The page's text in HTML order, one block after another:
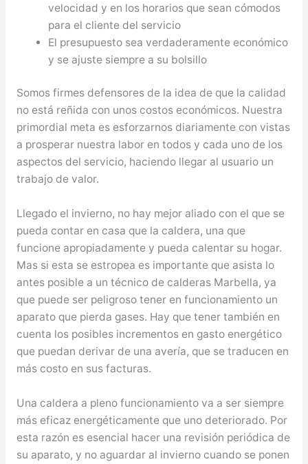
velocidad y en los horarios que sean cómodos
para el cliente del servicio
El presupuesto sea verdaderamente económico
y se ajuste siempre a su bolsillo
Somos firmes defensores de la idea de que la calidad
no está reñida con unos costos económicos. Nuestra
primordial meta es esforzarnos diariamente con vistas
a prosperar nuestra labor en todos y cada uno de los
aspectos del servicio, haciendo llegar al usuario un
trabajo de valor.
Llegado el invierno, no hay mejor aliado con el que se
pueda contar en casa que la caldera, una que
funcione apropiadamente y pueda calentar su hogar.
Mas si esta se estropea es importante que asista lo
antes posible a un técnico de calderas Marbella, ya
que puede ser peligroso tener en funcionamiento un
aparato que pierda gases. Hay que tener también en
cuenta los posibles incrementos en gasto energético
que puedan derivar de una avería, que se traducen en
más costo en sus facturas.
Una caldera a pleno funcionamiento va a ser siempre
más eficaz energéticamente que uno deteriorado. Por
esta razón es esencial hacer una revisión periódica de
su aparato, y no aguardar al invierno cuando se ponen